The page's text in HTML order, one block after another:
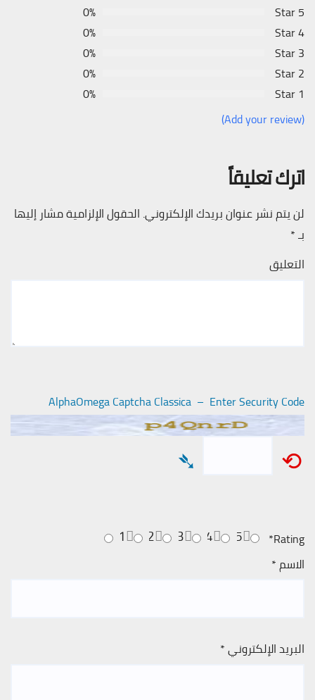
5 Star
0%
4 Star
0%
3 Star
0%
2 Star
0%
1 Star
0%
(Add your review)
اترك تعليقاً
لن يتم نشر عنوان بريدك الإلكتروني. الحقول الإلزامية مشار إليها
بـ*
التعليق
AlphaOmega Captcha Classica – Enter Security Code
⟲
➴
Rating
*
5
4
3
2
1
الاسم*
البريد الإلكتروني*